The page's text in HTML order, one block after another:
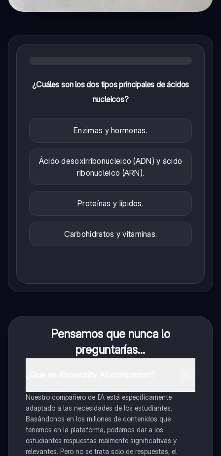
¿Cuáles son los dos tipos principales de ácidos
nucleicos?
Enzimas y hormonas.
Ácido desoxirribonucleico (ADN) y ácido
ribonucleico (ARN).
Proteínas y lípidos.
Carbohidratos y vitaminas.
Pensamos que nunca lo
preguntarías...
Nuestro compañero de IA está específicamente
adaptado a las necesidades de los estudiantes.
Basándonos en los millones de contenidos que
tenemos en la plataforma, podemos dar a los
estudiantes respuestas realmente significativas y
relevantes. Pero no se trata solo de respuestas, el